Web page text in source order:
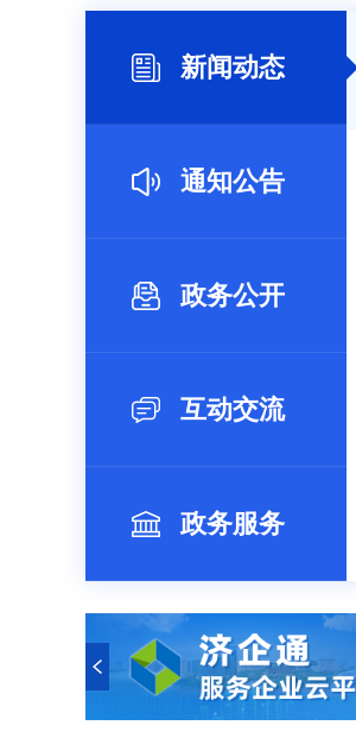
新闻动态
通知公告
政务公开
互动交流
政务服务